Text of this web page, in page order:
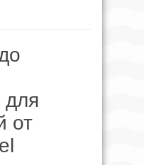
для
от